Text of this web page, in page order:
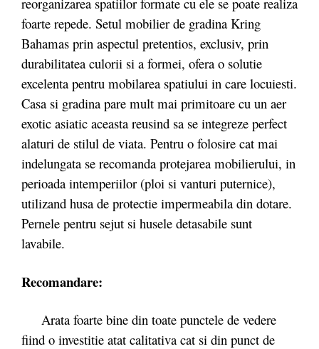
foarte repede. Setul mobilier de gradina Kring
Bahamas prin aspectul pretentios, exclusiv, prin
durabilitatea culorii si a formei, ofera o solutie
excelenta pentru mobilarea spatiului in care locuiesti.
Casa si gradina pare mult mai primitoare cu un aer
exotic asiatic aceasta reusind sa se integreze perfect
alaturi de stilul de viata. Pentru o folosire cat mai
indelungata se recomanda protejarea mobilierului, in
perioada intemperiilor (ploi si vanturi puternice),
utilizand husa de protectie impermeabila din dotare.
Pernele pentru sejut si husele detasabile sunt
lavabile.
Recomandare:
Arata foarte bine din toate punctele de vedere
fiind o investitie atat calitativa cat si din punct de